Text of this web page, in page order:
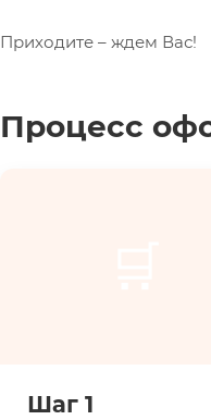
Приходите – ждем Вас!
Процесс
Шаг 1